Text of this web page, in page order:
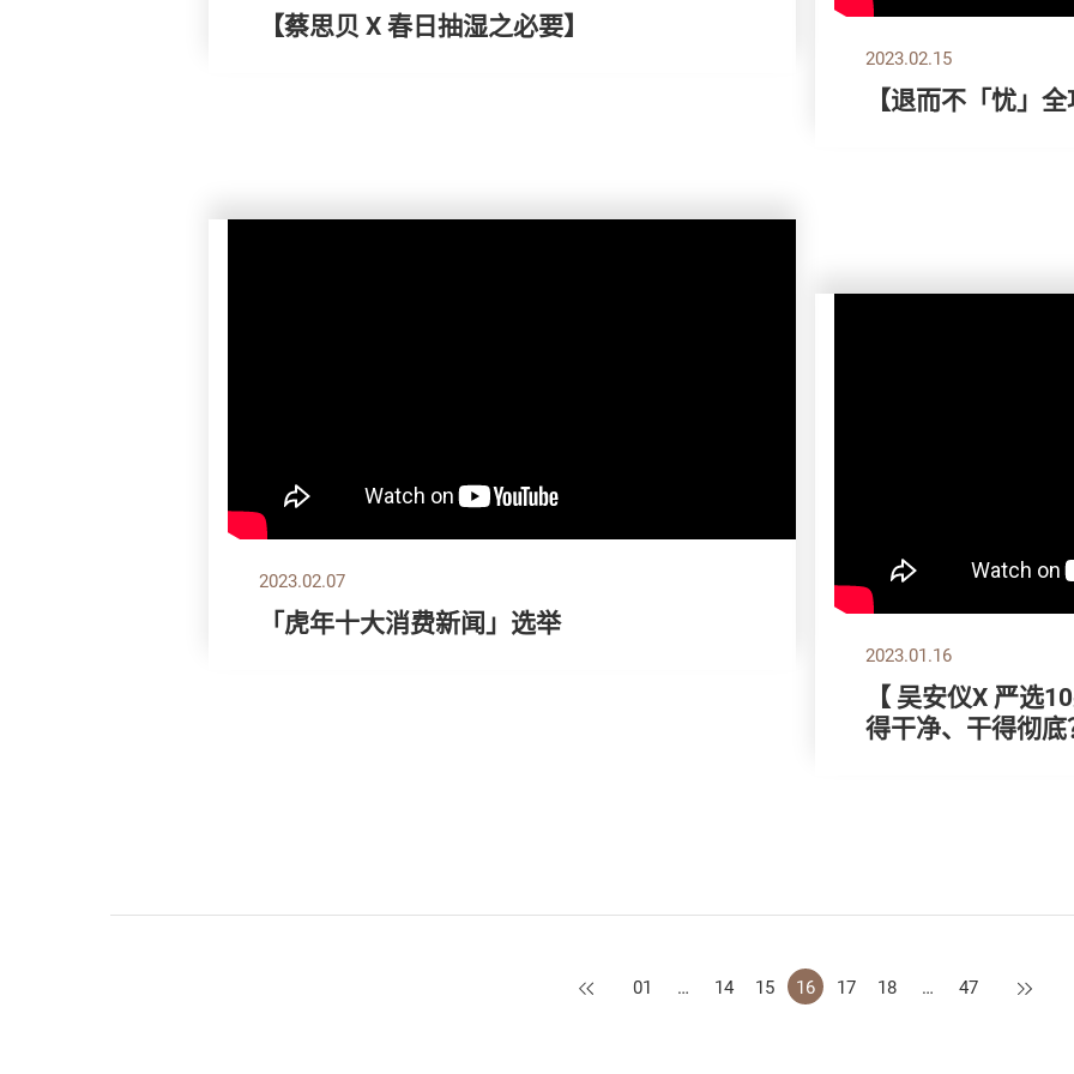
【蔡思贝 X 春日抽湿之必要】
2023.02.15
【退而不「忧」
2023.02.07
「虎年十大消费新闻」选举
2023.01.16
【 吴安仪X 严选
得干净、干得彻底
上一页
01 … 14 15 16 17 18 … 47 下一页